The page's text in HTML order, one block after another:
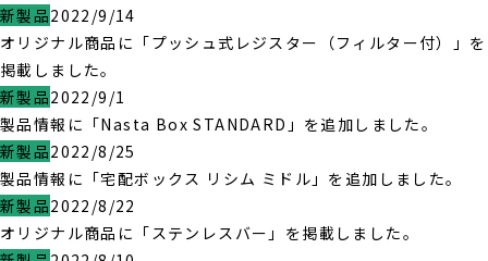
新製品2022/9/14
オリジナル商品に「プッシュ式レジスター（フィルター付）」を
掲載しました。
新製品2022/9/1
製品情報に「Nasta Box STANDARD」を追加しました。
新製品2022/8/25
製品情報に「宅配ボックス リシム ミドル」を追加しました。
新製品2022/8/22
オリジナル商品に「ステンレスバー」を掲載しました。